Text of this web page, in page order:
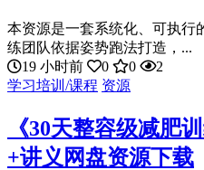
本资源是一套系统化、可执行
练团队依据姿势跑法打造，...
19 小时前
0 0
2
学习培训/课程 资源
《30天整容级减肥
+讲义网盘资源下载